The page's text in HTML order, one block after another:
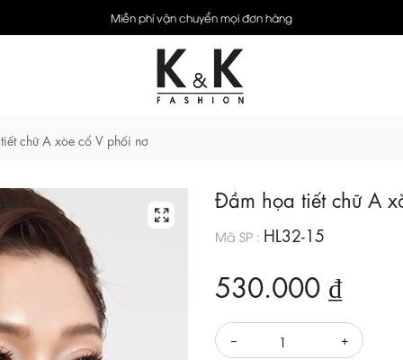
Miễn phí vận chuyển mọi đơn hàng
chữ A xòe cổ V phối nơ
Đầm họa tiết chữ A
Mã SP : HL32-15
530.000 ₫